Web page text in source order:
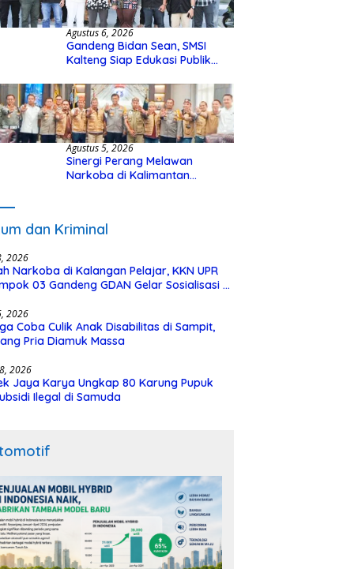
Agustus 6, 2026
Gandeng Bidan Sean, SMSI
Kalteng Siap Edukasi Publik
Agustus 5, 2026
Sinergi Perang Melawan
Narkoba di Kalimantan
dan Kriminal
2026
Narkoba di Kalangan Pelajar, KKN UPR
03 Gandeng GDAN Gelar Sosialisasi di
2026
Coba Culik Anak Disabilitas di Sampit,
Pria Diamuk Massa
2026
Jaya Karya Ungkap 80 Karung Pupuk
Ilegal di Samuda